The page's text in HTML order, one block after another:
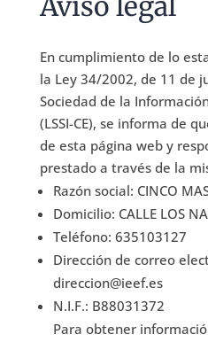
En cumplimiento de lo
la Ley 34/2002, de 11 de
Sociedad de la
(LSSI-CE), se informa de
de esta página web y
prestado a través de la
Razón social: CINCO
Domicilio: CALLE LOS
Teléfono: 635103127
Dirección de correo
direccion@ieef.es
N.I.F.: B88031372
Para obtener